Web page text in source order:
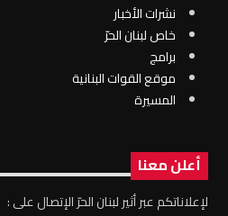
نشرات الأخبار
خاص لبنان الحرّ
برامج
موقع القوات البنانية
المسيرة
أعلن معنا
لإعلاناتكم عبر أثير لبنان الحرّ الإتصال على :